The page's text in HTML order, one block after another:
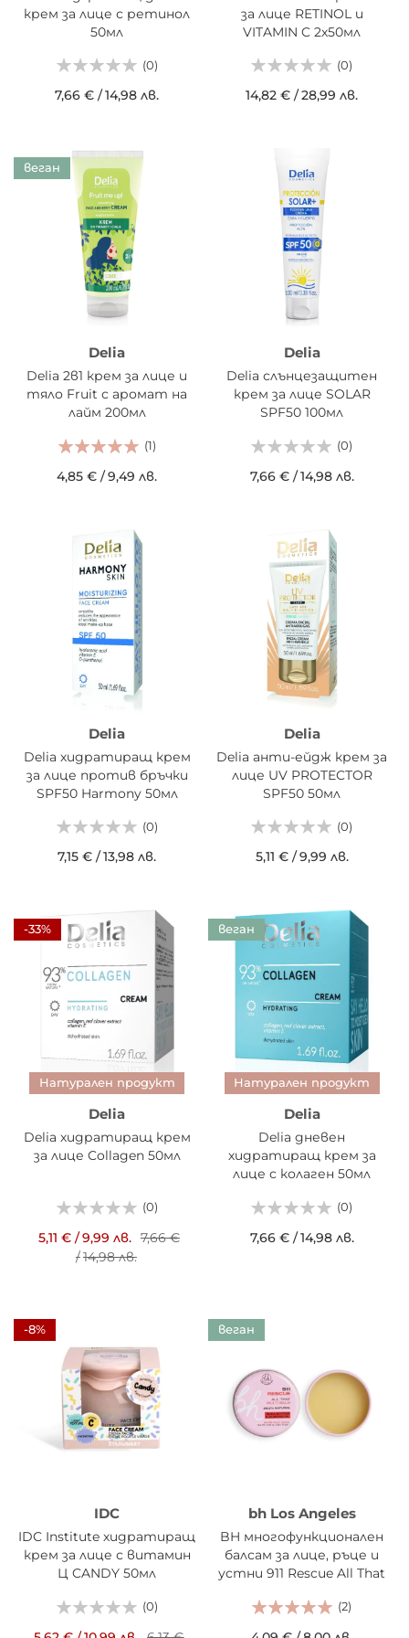
крем за лице с ретинол
50мл
(0)
7,66 € /14,98 лв.
за лице RETINOL и
VITAMIN C 2х50мл
(0)
14,82 € /28,99 лв.
веган
Delia
Delia 2в1 крем за лице и
тяло Fruit с аромат на
лайм 200мл
(1)
4,85 € /9,49 лв.
Delia
Delia слънцезащитен
крем за лице SOLAR
SPF50 100мл
(0)
7,66 €/14,98 лв.
Delia
Delia хидратиращ крем
за лице против бръчки
SPF50 Harmony 50мл
(0)
7,15 € /13,98 лв.
Delia
Delia анти-ейдж крем за
лице UV PROTECTOR
SPF50 50мл
(0)
5,11 €/9,99 лв.
-33%
Натурален продукт
Delia
Delia хидратиращ крем
за лице Collagen 50мл
(0)
5,11 €/9,99 лв. 7,66 €
/14,98 лв.
веган
Натурален продукт
Delia
Delia дневен
хидратиращ крем за
лице с колаген 50мл
(0)
7,66 €/14,98 лв.
-8%
IDC
IDC Institute хидратиращ
крем за лице с витамин
Ц CANDY 50мл
(0)
веган
bh Los Angeles
BH многофункционален
балсам за лице, ръце и
устни 911 Rescue All That
(2)